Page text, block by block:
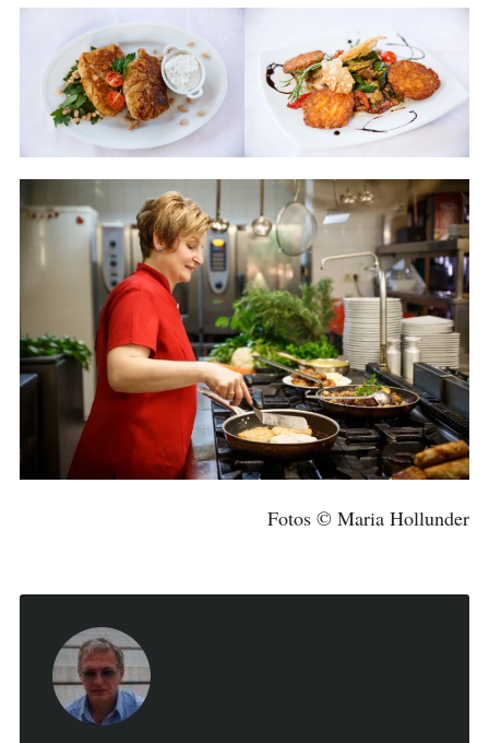
Fotos © Maria Hollunder